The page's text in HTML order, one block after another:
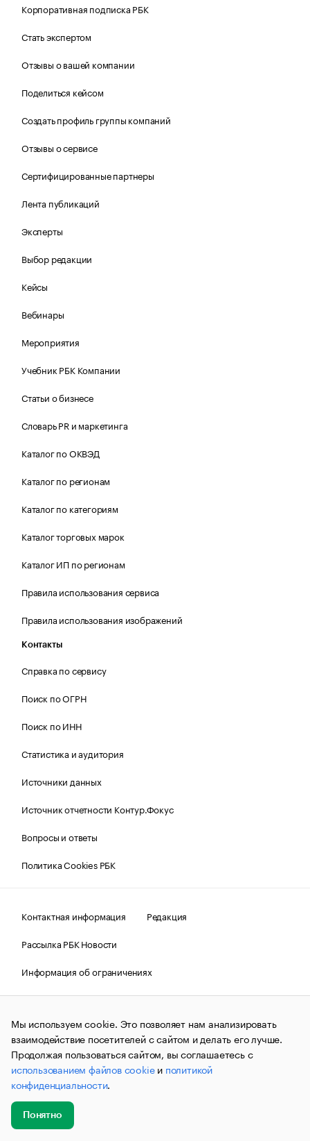
Корпоративная подписка РБК
Стать экспертом
Отзывы о вашей компании
Поделиться кейсом
Создать профиль группы компаний
Отзывы о сервисе
Сертифицированные партнеры
Лента публикаций
Эксперты
Выбор редакции
Кейсы
Вебинары
Мероприятия
Учебник РБК Компании
Статьи о бизнесе
Словарь PR и маркетинга
Каталог по ОКВЭД
Каталог по регионам
Каталог по категориям
Каталог торговых марок
Каталог ИП по регионам
Правила использования сервиса
Правила использования изображений
Контакты
Справка по сервису
Поиск по ОГРН
Поиск по ИНН
Статистика и аудитория
Источники данных
Источник отчетности Контур.Фокус
Вопросы и ответы
Политика Cookies РБК
Контактная информация
Редакция
Рассылка РБК Новости
Информация об ограничениях
Правовая информация
О соблюдении авторских прав
© АО «РОСБИЗНЕСКОНСАЛТИНГ»,1995–2026.Сообщения
и материалы информационного агентства «РБК»
(зарегистрировано Федеральной службой по надзору в сфере
связи, информационных технологий и массовых
коммуникаций (Роскомнадзор) 09.12.2015 за номером ИА
№ФС77-63848) сопровождаются пометкой «РБК». Отдельные
публикации могут содержать информацию,
не предназначенную для пользователей
до 18 лет.
Мы используем cookie. Это позволяет нам анализировать
взаимодействие посетителей с сайтом и делать его лучше.
Продолжая пользоваться сайтом, вы соглашаетесь с
использованием файлов cookieи политикой
конфиденциальности.
Понятно